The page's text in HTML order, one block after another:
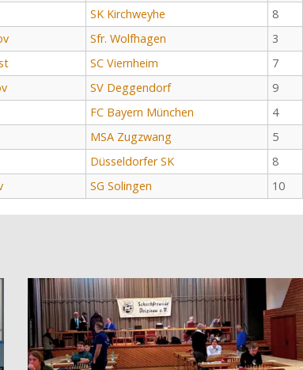
SK Kirchweyhe 8
Sfr. Wolfhagen 3
SC Viernheim 7
SV Deggendorf 9
FC Bayern München 4
MSA Zugzwang 5
Düsseldorfer SK 8
SG Solingen 10